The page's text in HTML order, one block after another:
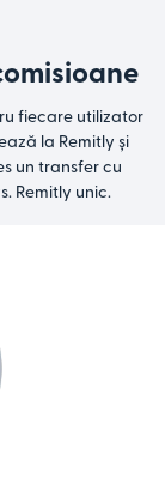
fiecare utilizator
la Remitly și
un transfer cu
Remitly unic.